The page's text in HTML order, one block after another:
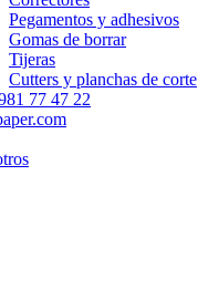
Pegamentos y adhesivos
Gomas de borrar
Tijeras
Cutters y planchas de corte
77 47 22